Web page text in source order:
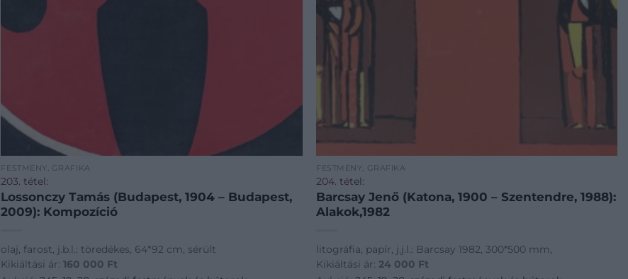
FESTMÉNY, GRAFIKA
203. tétel:
Lossonczy Tamás (Budapest, 1904 – Budapest,
2009): Kompozíció
olaj, farost, j.b.l.: töredékes, 64*92 cm, sérült
Kikiáltási ár:160 000 Ft
FESTMÉNY, GRAFIKA
204. tétel:
Barcsay Jenő (Katona, 1900 – Szentendre, 1988):
Alakok,1982
litográfia, papír, j.j.l.: Barcsay 1982, 300*500 mm,
Kikiáltási ár: 24 000 Ft